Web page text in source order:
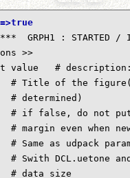
***
>>
# determined)
# margin even when
# data size